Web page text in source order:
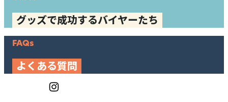
グッズで成功するバイヤーたち
FAQs
よくある質問